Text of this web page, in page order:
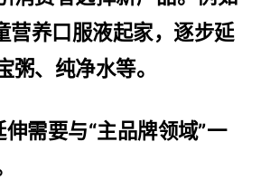
营养口服液起家，逐步延
粥、纯净水等。
需要与“主品牌领域”一